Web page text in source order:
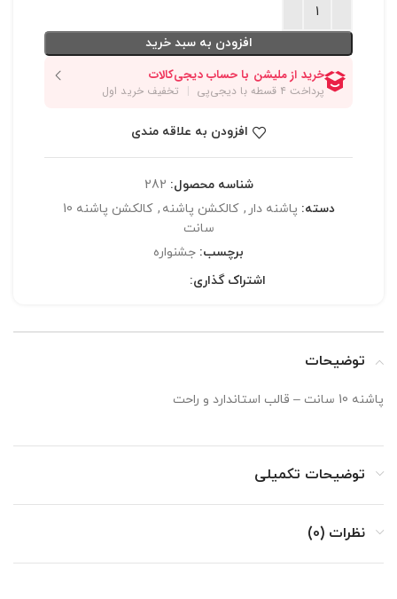
افزودن به سبد خرید
افزودن به علاقه مندی
شناسه محصول: 282
دسته: پاشنه دار , کالکشن پاشنه ,
کالکشن پاشنه 10
سانت
برچسب: جشنواره
اشتراک گذاری:
توضیحات
پاشنه 10 سانت – قالب استاندارد و راحت
توضیحات تکمیلی
نظرات (0)